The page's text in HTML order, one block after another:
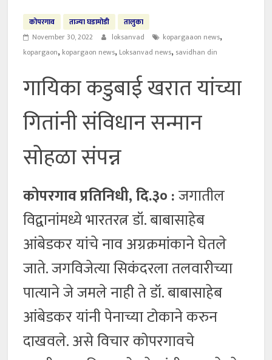
कोपरगाव ताज्या घडामोडी
तालुका
November 30, 2022
loksanvad kopargaaon news,
kopargaon, kopargaon news, Loksanvad news, savidhan din
गायिका कडुबाई खरात यांच्या
गितांनी संविधान सन्मान
सोहळा संपन्न
कोपरगाव प्रतिनिधी, दि.३० :जगातील
विद्वानांमध्ये भारतरत्न डॉ. बाबासाहेब
आंबेडकर यांचे नाव अग्रक्रमांकाने घेतले
जाते. जगविजेत्या सिकंदरला तलवारीच्या
पात्याने जे जमले नाही ते डॉ. बाबासाहेब
आंबेडकर यांनी पेनाच्या टोकाने करुन
दाखवले. असे विचार कोपरगावचे